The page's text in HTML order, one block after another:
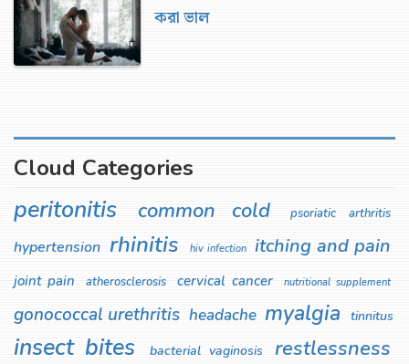
করা ভাল
Cloud Categories
peritonitis common cold psoriatic arthritis
hypertension rhinitis hiv infection itching and pain
joint pain atherosclerosis cervical cancer nutritional supplement
gonococcal urethritis headache myalgia tinnitus
insect bites bacterial vaginosis restlessness